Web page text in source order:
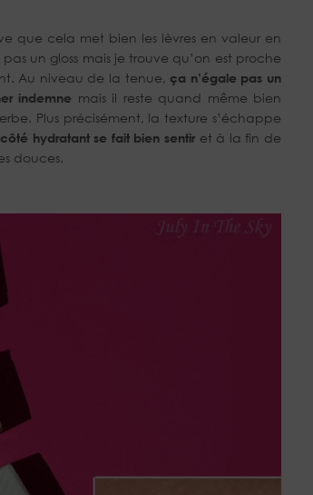
que cela met bien les lèvres en valeur en
un gloss mais je trouve qu’on est proche
Au niveau de la tenue, ça n’égale pas un
indemne mais il reste quand même bien
Plus précisément, la texture s’échappe
côté hydratant se fait bien sentir et à la fin de
douces.